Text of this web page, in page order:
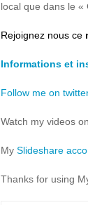
local que dans le «
Rejoignez nous ce
Informations et
Follow me on
Watch my videos
My Slideshare
Thanks for using